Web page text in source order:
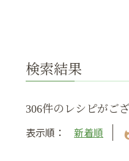
検索結果
306件のレシピがござ
表示順： 新着順